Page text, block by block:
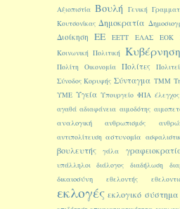
Αξιοπιστία Βουλή Γενική
Κουτσονίκας Δημοκρατία
Διοίκηση ΕΕ ΕΕΤΤ ΕΛΑΣ ΕΟΚ
Κοινωνική Πολιτική
Κυβέρνηση
Πολίτη
Οικονομία Πολίτες
Σύνοδος Κορυφής Σύνταγμα ΤΜΜ
ΥΜΕ Υγεία Υπουργείο ΦΠΑ έλεγχος
αγαθά αδιαφάνεια αιμοδότης
αναλογική ανθρωπισμός
αντιπολίτευση αστυνομία
βουλευτής γάλα
υπάλληλοι
διάλογος διαδήλωση
δικαιοσύνη εθελοντής
εκλογές εκλογικό σύστημα